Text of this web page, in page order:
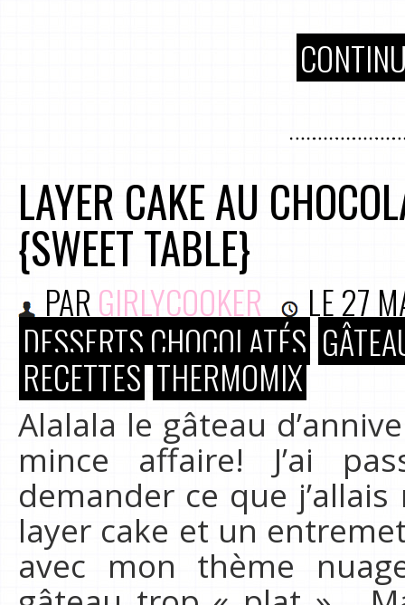
LAYER CAKE AU
{SWEET TABLE}
PAR GIRLYCOOKER LE27
DESSERTS CHOCOLATÉS
RECETTES THERMOMIX
Alalala le gâteau
mince affaire! J’ai
demander ce que
layer cake et un
avec mon thème